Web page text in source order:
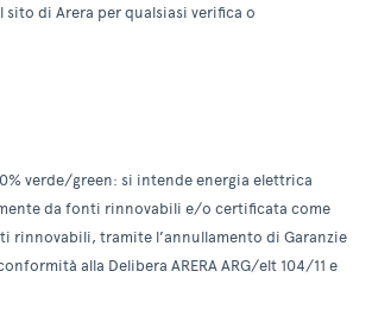
sito di Arera per qualsiasi verifica o
verde/green: si intende energia elettrica
da fonti rinnovabili e/o certificata come
rinnovabili, tramite l’annullamento di Garanzie
alla Delibera ARERA ARG/elt 104/11 e